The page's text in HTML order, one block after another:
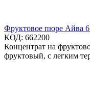
Фруктовое пюре Айва
КОД: 662200
Концентрат на
фруктовый, с легким